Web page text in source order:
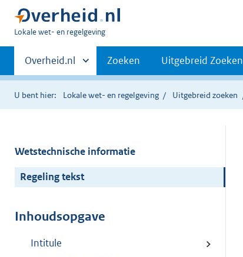
U
hier:
Lokale wet- en regelgeving
Primaire
navigatie
Andere
sites
binnen
Overheid.nl Zoeken Uitgebreid Zoeken
U bent hier: Lokale wet- en regelgeving Uitgebreid zoeken
Wetstechnische informatie
Regeling tekst
Inhoudsopgave
Intitule